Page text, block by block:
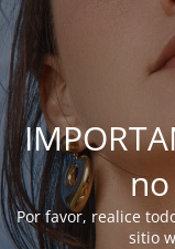
Por favor, realice
sitio